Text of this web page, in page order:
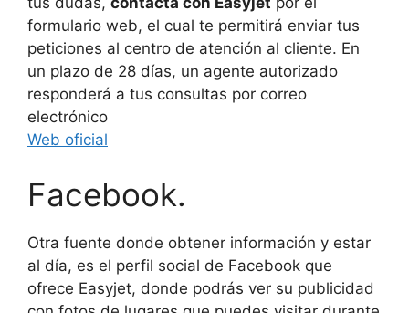
formulario web, el cual te permitirá enviar tus
peticiones al centro de atención al cliente. En
un plazo de 28 días, un agente autorizado
responderá a tus consultas por correo
electrónico
Web oficial
Facebook.
Otra fuente donde obtener información y estar
al día, es el perfil social de Facebook que
ofrece Easyjet, donde podrás ver su publicidad